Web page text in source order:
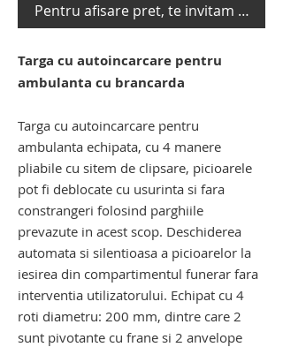
Pentru afisare pret, te invitam sa te
Targa cu autoincarcare pentru
ambulanta cu brancarda
Targa cu autoincarcare pentru
ambulanta echipata, cu 4 manere
pliabile cu sitem de clipsare, picioarele
pot fi deblocate cu usurinta si fara
constrangeri folosind parghiile
prevazute in acest scop. Deschiderea
automata si silentioasa a picioarelor la
iesirea din compartimentul funerar fara
interventia utilizatorului. Echipat cu 4
roti diametru: 200 mm, dintre care 2
sunt pivotante cu frane si 2 anvelope